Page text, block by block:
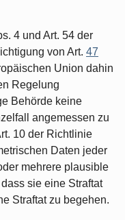
4 und Art. 54 der
von Art. 47
Union dahin
Regelung
Behörde keine
angemessen zu
10 der Richtlinie
Daten jeder
mehrere plausible
sie eine Straftat
Straftat zu begehen.